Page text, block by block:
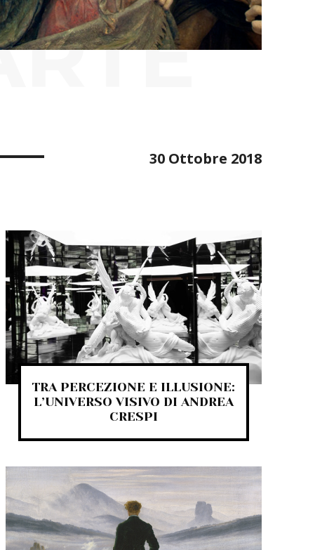
30 Ottobre 2018
TRA PERCEZIONE E ILLUSIONE:
L’UNIVERSO VISIVO DI ANDREA
CRESPI